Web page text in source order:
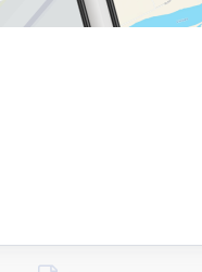
Lejupielādēt:
Pārskats par
Pārskats par
Pārskats par